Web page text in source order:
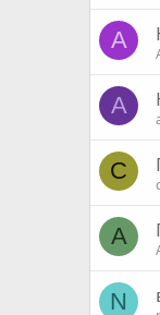
A
A
C
А
N